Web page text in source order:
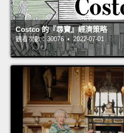
Costco 的『尋寶』經濟策略
觀看次數：30076 • 2022-07-01